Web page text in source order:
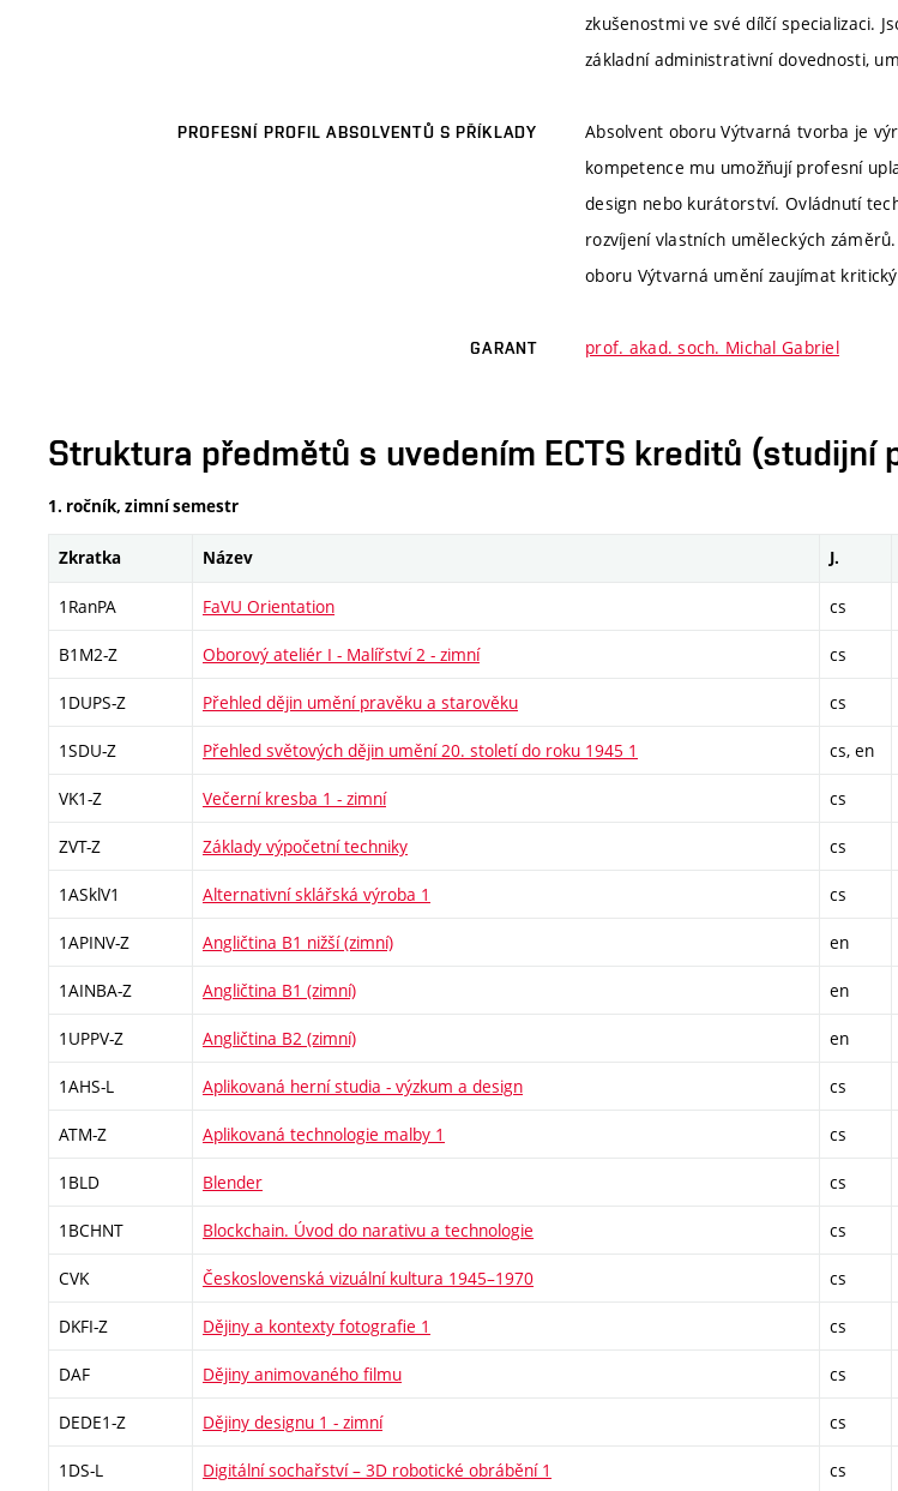
zkušenostmi ve své dílčí specializaci.
základní administrativní dovednosti,
PROFESNÍ PROFIL ABSOLVENTŮ S PŘÍKLADY
Absolvent oboru Výtvarná tvorba je
kompetence mu umožňují profesní
design nebo kurátorství. Ovládnutí
rozvíjení vlastních uměleckých
oboru Výtvarná umění zaujímat
GARANT prof. akad. soch. Michal Gabriel
Struktura předmětů s uvedením ECTS kreditů (studijní
1. ročník, zimní semestr
Zkratka Název J.
1RanPA FaVU Orientation cs
B1M2-Z Oborový ateliér I - Malířství 2 - zimní cs
1DUPS-Z Přehled dějin umění pravěku a starověku cs
1SDU-Z Přehled světových dějin umění 20. století do roku 1945 1 cs, en
VK1-Z Večerní kresba 1 - zimní cs
ZVT-Z Základy výpočetní techniky cs
1ASklV1 Alternativní sklářská výroba 1 cs
1APINV-Z Angličtina B1 nižší (zimní) en
1AINBA-Z Angličtina B1 (zimní) en
1UPPV-Z Angličtina B2 (zimní) en
1AHS-L Aplikovaná herní studia - výzkum a design cs
ATM-Z Aplikovaná technologie malby 1 cs
1BLD Blender cs
1BCHNT Blockchain. Úvod do narativu a technologie cs
CVK Československá vizuální kultura 1945–1970 cs
DKFI-Z Dějiny a kontexty fotografie 1 cs
DAF Dějiny animovaného filmu cs
DEDE1-Z Dějiny designu 1 - zimní cs
1DS-L Digitální sochařství – 3D robotické obrábění 1 cs